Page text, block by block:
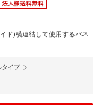
ド)横連結して使用するパネ
タイプ